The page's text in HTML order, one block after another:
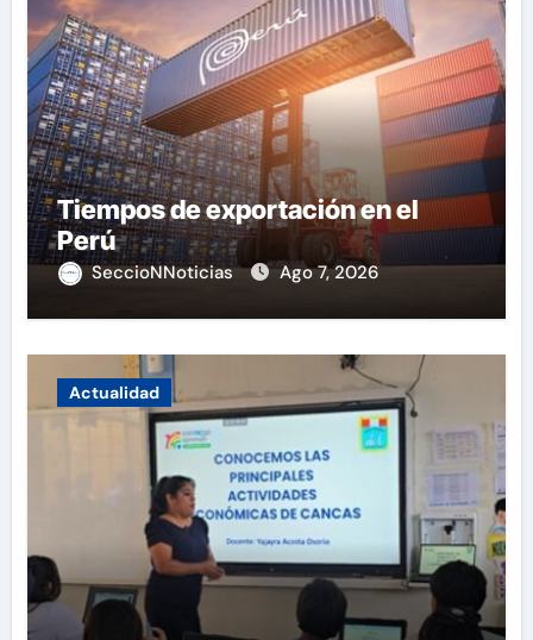
Tiempos de exportación en el
Perú
SeccioNNoticias Ago 7, 2026
Actualidad